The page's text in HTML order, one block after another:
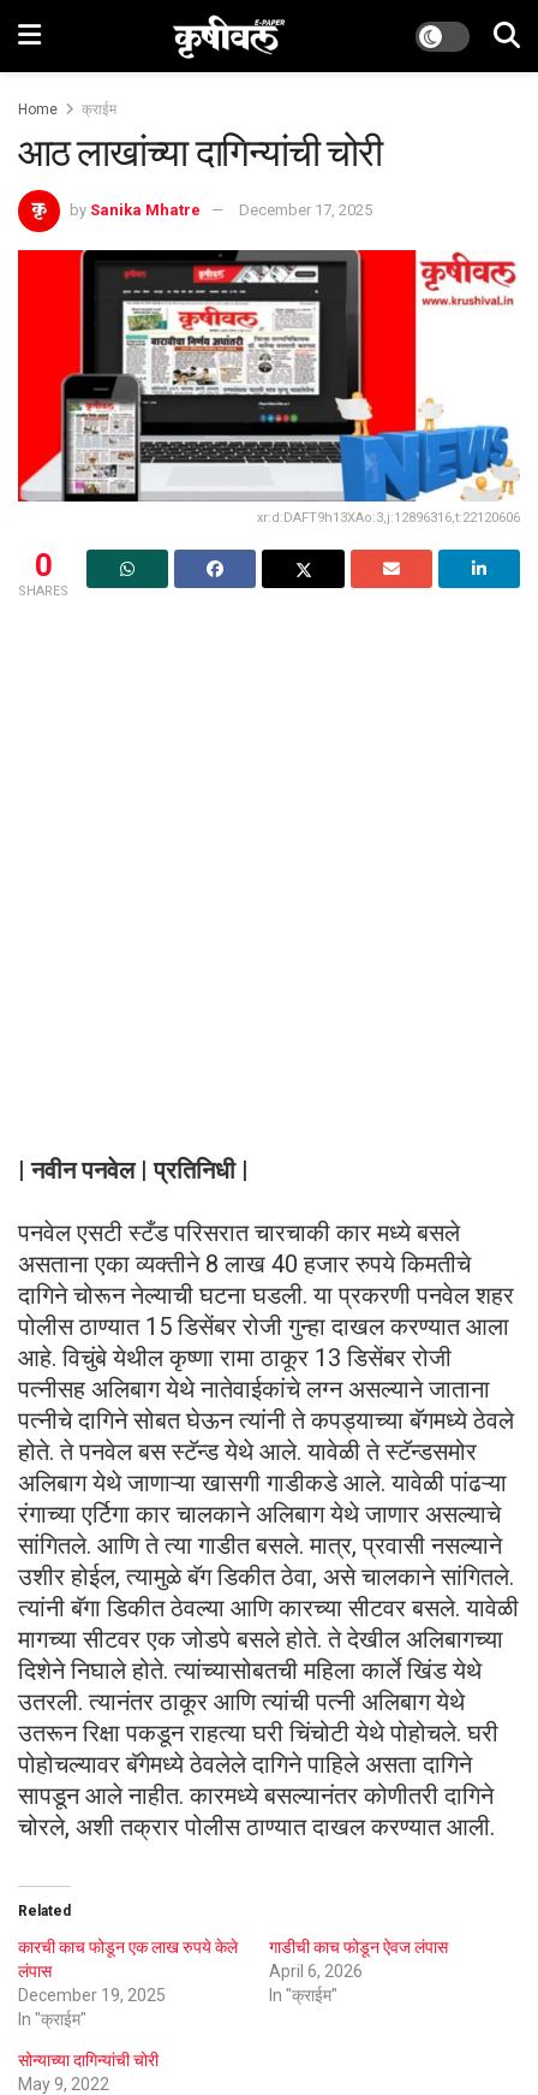
Home क्राईम
आठ लाखांच्या दागिन्यांची चोरी
by Sanika Mhatre December 17, 2025
xr:d:DAFT9h13XAo:3,j:12896316,t:22120606
0
SHARES
| नवीन पनवेल | प्रतिनिधी |
पनवेल एसटी स्टँड परिसरात चारचाकी कार मध्ये बसले
असताना एका व्यक्तीने 8 लाख 40 हजार रुपये किमतीचे
दागिने चोरून नेल्याची घटना घडली. या प्रकरणी पनवेल शहर
पोलीस ठाण्यात 15 डिसेंबर रोजी गुन्हा दाखल करण्यात आला
आहे. विचुंबे येथील कृष्णा रामा ठाकूर 13 डिसेंबर रोजी
पत्नीसह अलिबाग येथे नातेवाईकांचे लग्न असल्याने जाताना
पत्नीचे दागिने सोबत घेऊन त्यांनी ते कपड्याच्या बॅगमध्ये ठेवले
होते. ते पनवेल बस स्टॅन्ड येथे आले. यावेळी ते स्टॅन्डसमोर
अलिबाग येथे जाणाऱ्या खासगी गाडीकडे आले. यावेळी पांढऱ्या
रंगाच्या एर्टिगा कार चालकाने अलिबाग येथे जाणार असल्याचे
सांगितले. आणि ते त्या गाडीत बसले. मात्र, प्रवासी नसल्याने
उशीर होईल, त्यामुळे बॅग डिकीत ठेवा, असे चालकाने सांगितले.
त्यांनी बॅगा डिकीत ठेवल्या आणि कारच्या सीटवर बसले. यावेळी
मागच्या सीटवर एक जोडपे बसले होते. ते देखील अलिबागच्या
दिशेने निघाले होते. त्यांच्यासोबतची महिला कार्ले खिंड येथे
उतरली. त्यानंतर ठाकूर आणि त्यांची पत्नी अलिबाग येथे
उतरून रिक्षा पकडून राहत्या घरी चिंचोटी येथे पोहोचले. घरी
पोहोचल्यावर बॅगेमध्ये ठेवलेले दागिने पाहिले असता दागिने
सापडून आले नाहीत. कारमध्ये बसल्यानंतर कोणीतरी दागिने
चोरले, अशी तक्रार पोलीस ठाण्यात दाखल करण्यात आली.
Related
कारची काच फोडून एक लाख रुपये केले
लंपास
December 19, 2025
In "क्राईम"
गाडीची काच फोडून ऐवज लंपास
April 6, 2026
In "क्राईम"
सोन्याच्या दागिन्यांची चोरी
May 9, 2022